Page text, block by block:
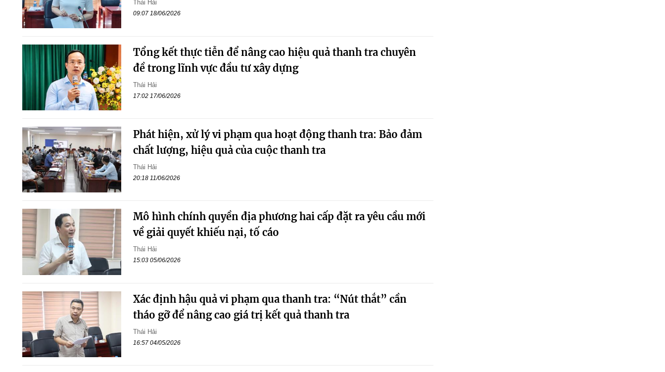
Thái Hải
09:07 18/06/2026
Tổng kết thực tiễn để nâng cao hiệu quả thanh tra chuyên
đề trong lĩnh vực đầu tư xây dựng
Thái Hải
17:02 17/06/2026
Phát hiện, xử lý vi phạm qua hoạt động thanh tra: Bảo đảm
chất lượng, hiệu quả của cuộc thanh tra
Thái Hải
20:18 11/06/2026
Mô hình chính quyền địa phương hai cấp đặt ra yêu cầu mới
về giải quyết khiếu nại, tố cáo
Thái Hải
15:03 05/06/2026
Xác định hậu quả vi phạm qua thanh tra: “Nút thắt” cần
tháo gỡ để nâng cao giá trị kết quả thanh tra
Thái Hải
16:57 04/05/2026